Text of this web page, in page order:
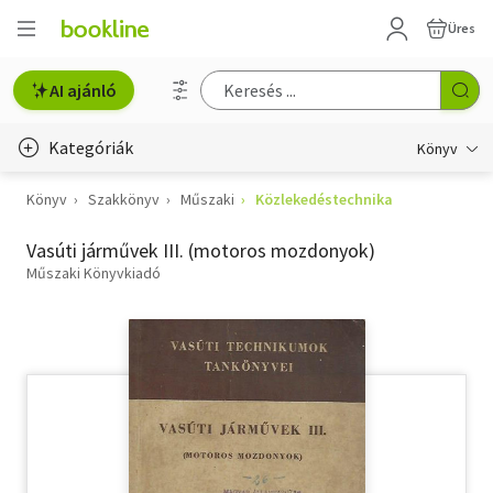
Üres
AI ajánló
Kategóriák Könyv
Életmód, egészség
Erotika
Könyv Szakkönyv Műszaki Közlekedéstechnika
Vasúti járművek III. (motoros mozdonyok)
Műszaki Könyvkiadó